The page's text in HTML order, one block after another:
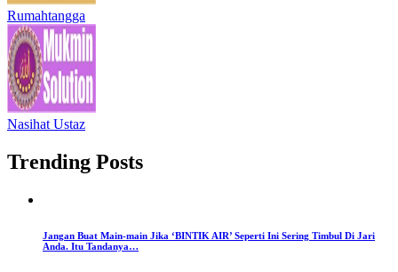
Rumahtangga
Nasihat Ustaz
Trending Posts
Jangan Buat Main-main Jika ‘BINTIK AIR’ Seperti Ini Sering Timbul Di Jari
Anda. Itu Tandanya…